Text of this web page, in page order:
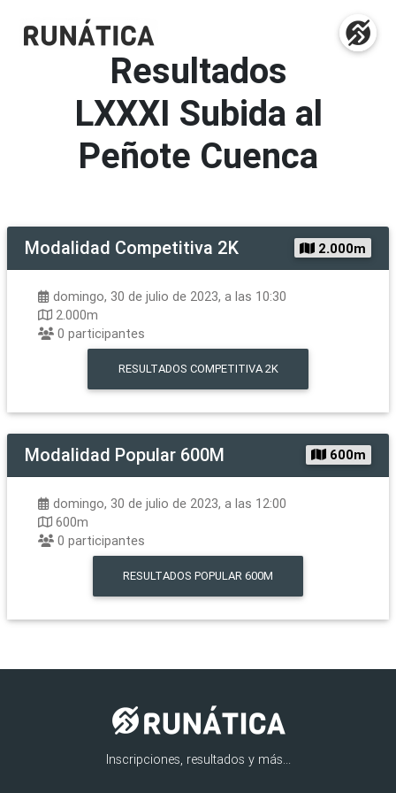
Resultados
LXXXI Subida al
Peñote Cuenca
Modalidad Competitiva 2K 2.000m
domingo, 30 de julio de 2023, a las 10:30
2.000m
0 participantes
RESULTADOS COMPETITIVA 2K
Modalidad Popular 600M 600m
domingo, 30 de julio de 2023, a las 12:00
600m
0 participantes
RESULTADOS POPULAR 600M
Inscripciones, resultados y más...